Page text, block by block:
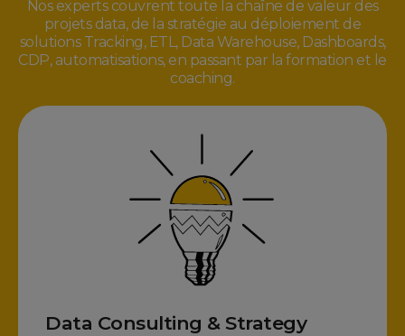
Nos experts couvrent toute la chaîne de valeur des
projets data, de la stratégie au déploiement de
solutions Tracking, ETL, Data Warehouse, Dashboards,
CDP, automatisations, en passant par la formation et le
coaching.
Data Consulting & Strategy